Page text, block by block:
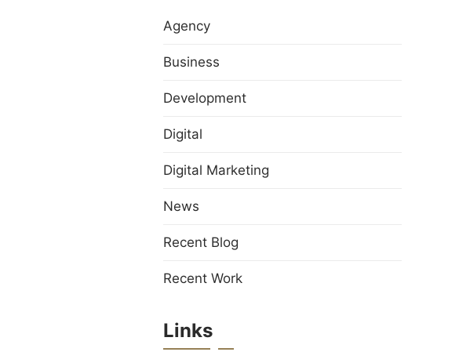
Agency
Business
Development
Digital
Digital Marketing
News
Recent Blog
Recent Work
Links